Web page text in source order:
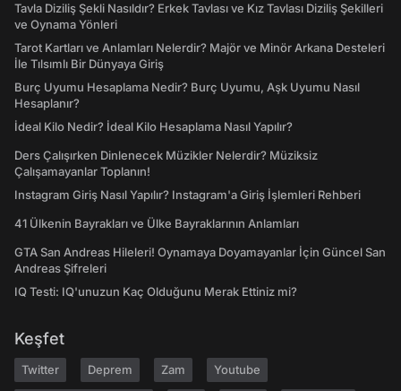
Tavla Diziliş Şekli Nasıldır? Erkek Tavlası ve Kız Tavlası Diziliş Şekilleri
ve Oynama Yönleri
Tarot Kartları ve Anlamları Nelerdir? Majör ve Minör Arkana Desteleri
İle Tılsımlı Bir Dünyaya Giriş
Burç Uyumu Hesaplama Nedir? Burç Uyumu, Aşk Uyumu Nasıl
Hesaplanır?
İdeal Kilo Nedir? İdeal Kilo Hesaplama Nasıl Yapılır?
Ders Çalışırken Dinlenecek Müzikler Nelerdir? Müziksiz
Çalışamayanlar Toplanın!
Instagram Giriş Nasıl Yapılır? Instagram'a Giriş İşlemleri Rehberi
41 Ülkenin Bayrakları ve Ülke Bayraklarının Anlamları
GTA San Andreas Hileleri! Oynamaya Doyamayanlar İçin Güncel San
Andreas Şifreleri
IQ Testi: IQ'unuzun Kaç Olduğunu Merak Ettiniz mi?
Keşfet
Twitter Deprem Zam Youtube